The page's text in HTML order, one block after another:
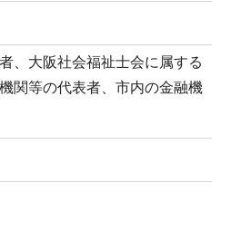
、大阪社会福祉士会に属する
関等の代表者、市内の金融機